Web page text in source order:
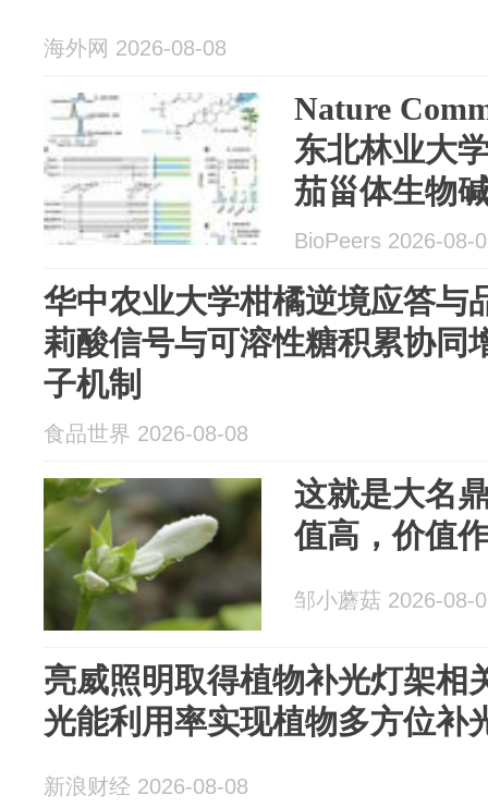
海外网 2026-08-08
Nature
东北林业大
茄甾体生物
BioPeers 2026-08-
华中农业大学柑橘逆境应答与
莉酸信号与可溶性糖积累协同
子机制
食品世界 2026-08-08
这就是大名
值高，价值
邹小蘑菇 2026-08-
亮威照明取得植物补光灯架相
光能利用率实现植物多方位补
新浪财经 2026-08-08